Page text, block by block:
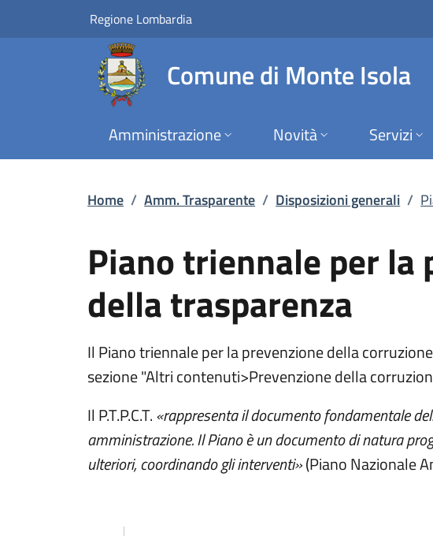
Vai al contenuto principale
Piano triennale per la
Regione Lombardia
Comune di Monte Isola
Amministrazione Novità Servizi
Home / Amm. Trasparente / Disposizioni generali /
Piano triennale per la
della trasparenza
Il Piano triennale per la prevenzione della
sezione "Altri contenuti>Prevenzione della
Il P.T.P.C.T.«rappresenta il documento fondamentale
amministrazione. Il Piano è un documento di natura
ulteriori, coordinando gli interventi»(Piano Nazionale